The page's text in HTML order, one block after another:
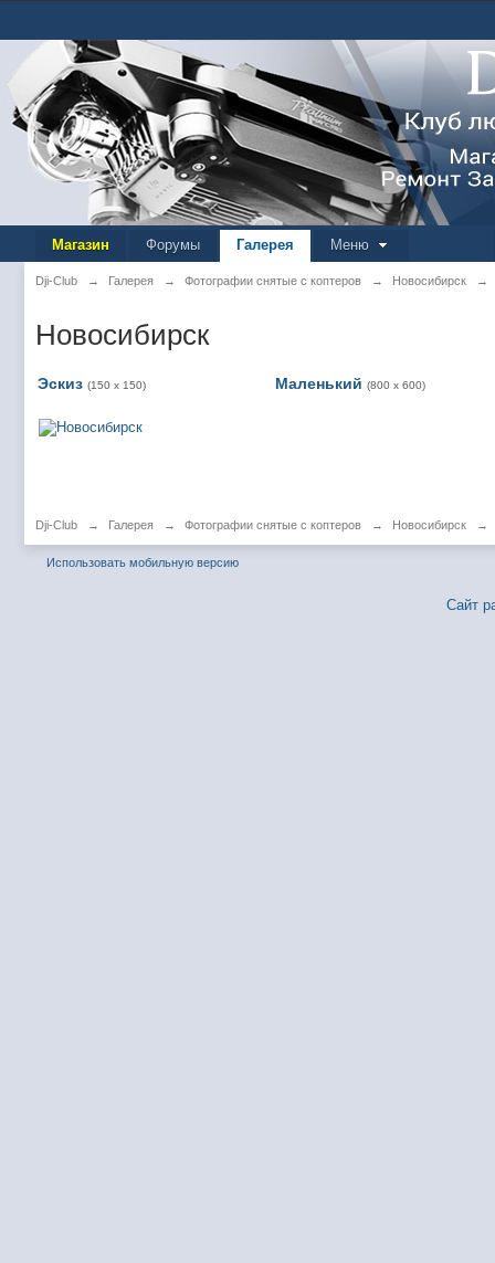
Магазин Форумы Галерея Меню
Dji-Club → Галерея → Фотографии снятые с коптеров → Новосибирск →
Новосибирск
Эскиз (150 x 150) Маленький (800 x 600)
Dji-Club → Галерея → Фотографии снятые с коптеров → Новосибирск →
Использовать мобильную версию
Сайт